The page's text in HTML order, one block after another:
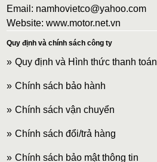
Email: namhovietco@yahoo.com
Website: www.motor.net.vn
Quy định và chính sách công ty
Quy định và Hình thức thanh toán
Chính sách bảo hành
Chính sách vận chuyển
Chính sách đổi/trả hàng
Chính sách bảo mật thông tin